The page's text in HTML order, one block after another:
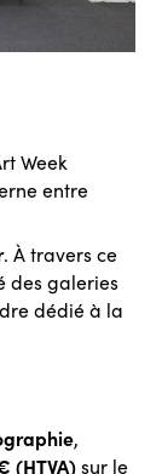
Week
entre
. À travers ce
des galeries
dédié à la
,
(HTVA)sur le